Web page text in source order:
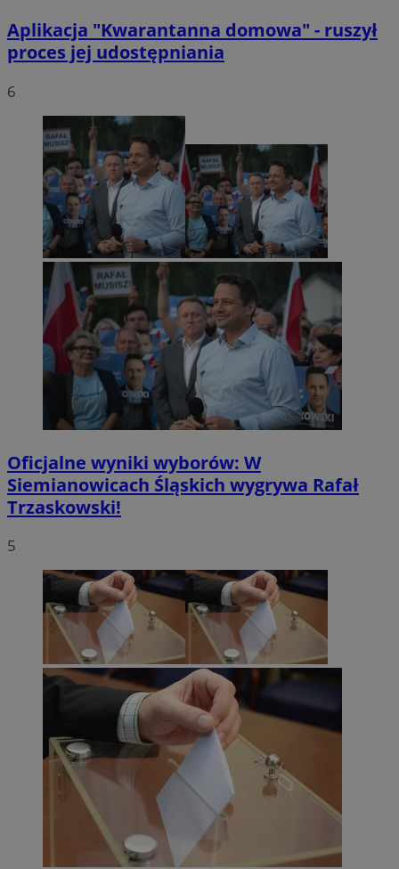
Aplikacja "Kwarantanna domowa" - ruszył
proces jej udostępniania
6
Oficjalne wyniki wyborów: W
Siemianowicach Śląskich wygrywa Rafał
Trzaskowski!
5